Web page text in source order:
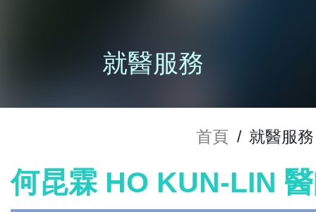
就醫服務
首頁 / 就醫服務
何昆霖 HO KUN-LIN